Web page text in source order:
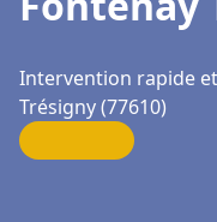
Intervention rapide
Trésigny (77610)